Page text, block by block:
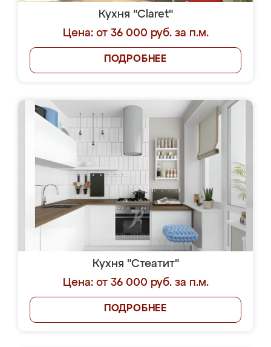
Кухня "Claret"
Цена: от 36 000 руб. за п.м.
ПОДРОБНЕЕ
Кухня "Стеатит"
Цена: от 36 000 руб. за п.м.
ПОДРОБНЕЕ